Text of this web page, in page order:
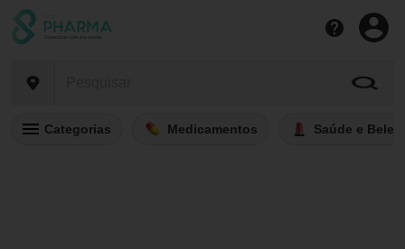
Categorias Medicamentos Saúde e